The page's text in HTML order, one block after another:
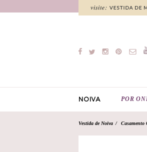
NOIVA POR
Vestida de Noiva Casamento